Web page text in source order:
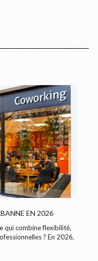
EN 2026
qui combine flexibilité,
? En 2026,